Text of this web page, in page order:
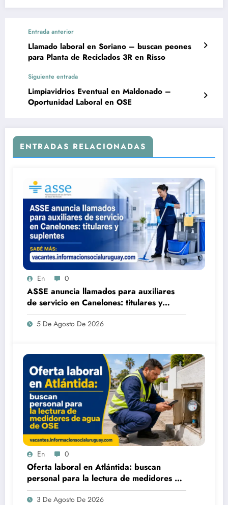
Entrada anterior
Llamado laboral en Soriano – buscan peones
para Planta de Reciclados 3R en Risso
Siguiente entrada
Limpiavidrios Eventual en Maldonado –
Oportunidad Laboral en OSE
ENTRADAS RELACIONADAS
En 0
ASSE anuncia llamados para auxiliares
de servicio en Canelones: titulares y
suplentes
5 De Agosto De 2026
En 0
Oferta laboral en Atlántida: buscan
personal para la lectura de medidores de
agua de OSE
3 De Agosto De 2026